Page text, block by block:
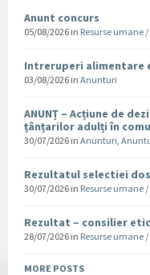
Anunt concurs
05/08/2026 in Resurse umane
Intreruperi alimentare
03/08/2026 in Anunturi
ANUNȚ – Acțiune de
țânțarilor adulți în
30/07/2026 in Anunturi,
Rezultatul selectiei
30/07/2026 in Resurse umane
Rezultat – consilier
28/07/2026 in Resurse umane
MORE POSTS